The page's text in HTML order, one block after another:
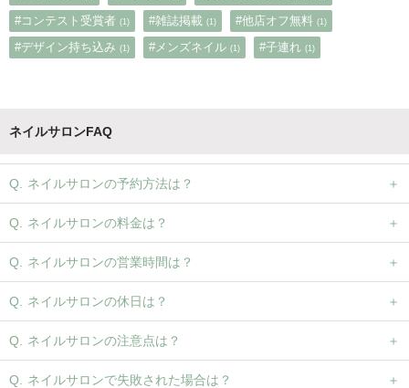
#コンテスト受賞者 (1) #雑誌掲載 (1) #他店オフ無料 (1)
#デザイン持ち込み (1) #メンズネイル (1) #子連れ (1)
ネイルサロンFAQ
ネイルサロンの予約方法は？
ネイルサロンの料金は？
ネイルサロンの営業時間は？
ネイルサロンの休日は？
ネイルサロンの注意点は？
ネイルサロンで失敗された場合は？